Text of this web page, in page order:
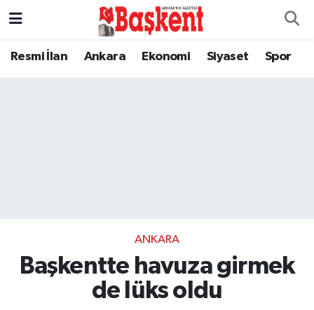
Resmi İlan Ankara Ekonomi Siyaset Spor
ANKARA
Başkentte havuza girmek
de lüks oldu